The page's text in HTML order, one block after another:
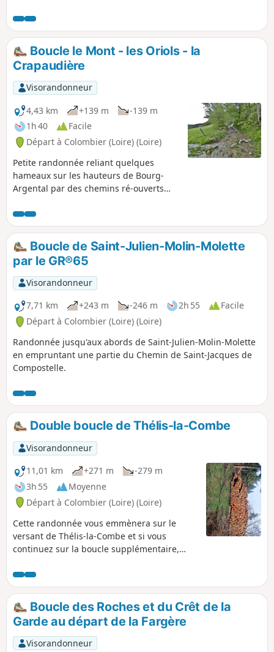
Boucle le Mont - les Oriols - la
Crapaudière
Visorandonneur
4,43 km
+139 m
-139 m
1h 40
Facile
Départ à Colombier (Loire) (Loire)
Petite randonnée reliant quelques
hameaux sur les hauteurs de Bourg-
Argental par des chemins ré-ouverts
Boucle de Saint-Julien-Molin-Molette
par le GR®65
Visorandonneur
7,71 km
+243 m -246 m 2h 55
Facile
Départ à Colombier (Loire) (Loire)
Randonnée jusqu'aux abords de Saint-Julien-Molin-Molette
en empruntant une partie du Chemin de Saint-Jacques de
Compostelle.
Double boucle de Thélis-la-Combe
Visorandonneur
11,01 km
+271 m
-279 m
3h 55
Moyenne
Départ à Colombier (Loire) (Loire)
Cette randonnée vous emmènera sur le
versant de Thélis-la-Combe et si vous
continuez sur la boucle supplémentaire,
Colombier et sur Saint-Julien-Molin-Molette.
Boucle des Roches et du Crêt de la
Garde au départ de la Fargère
Visorandonneur